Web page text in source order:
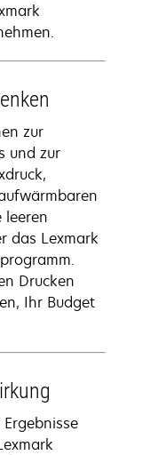
zur
und zur
leeren
das Lexmark
Drucken
Ihr Budget